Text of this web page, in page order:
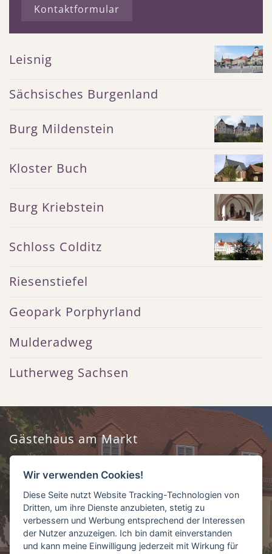
Kontaktformular
Leisnig
Sächsisches Burgenland
Burg Mildenstein
Kloster Buch
Burg Kriebstein
Schloss Colditz
Riesenstiefel
Geopark Porphyrland
Mulderadweg
Lutherweg Sachsen
Gästehaus am Markt
Frau Haike Schmidt
Markt 3
04703 Leisnig
Tel.: 034321 12173
0173 5793775 / 0151 17120138
Wir verwenden Cookies!
Diese Seite nutzt Website Tracking-Technologien von
Dritten, um ihre Dienste anzubieten, stetig zu
verbessern und Werbung entsprechend der Interessen
der Nutzer anzuzeigen. Ich bin damit einverstanden
und kann meine Einwilligung jederzeit mit Wirkung für